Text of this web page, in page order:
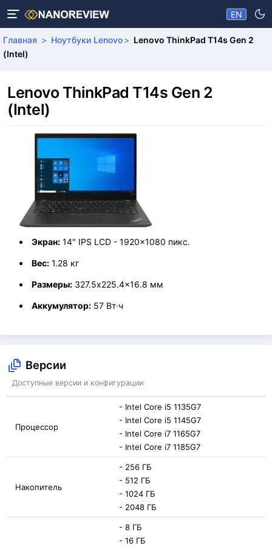
EN
Главная Ноутбуки Lenovo
Lenovo ThinkPad T14s Gen 2
(Intel)
Lenovo ThinkPad T14s Gen 2
(Intel)
Экран: 14" IPS LCD - 1920x1080 пикс.
Вес: 1.28 кг
Размеры: 327.5x225.4x16.8 мм
Аккумулятор: 57 Вт·ч
Версии
Доступные версии и конфигурации
Процессор
- Intel Core i5 1135G7
- Intel Core i5 1145G7
- Intel Core i7 1165G7
- Intel Core i7 1185G7
Накопитель
- 256 ГБ
- 512 ГБ
- 1024 ГБ
- 2048 ГБ
- 8 ГБ
- 16 ГБ